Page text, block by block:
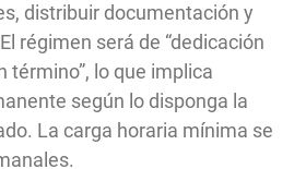
distribuir documentación y
régimen será de “dedicación
término”, lo que implica
según lo disponga la
La carga horaria mínima se